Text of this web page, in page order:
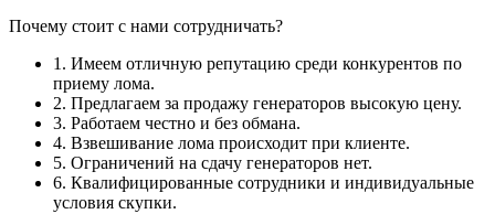
Почему стоит с нами сотрудничать?
1. Имеем отличную репутацию среди конкурентов по
приему лома.
2. Предлагаем за продажу генераторов высокую цену.
3. Работаем честно и без обмана.
4. Взвешивание лома происходит при клиенте.
5. Ограничений на сдачу генераторов нет.
6. Квалифицированные сотрудники и индивидуальные
условия скупки.